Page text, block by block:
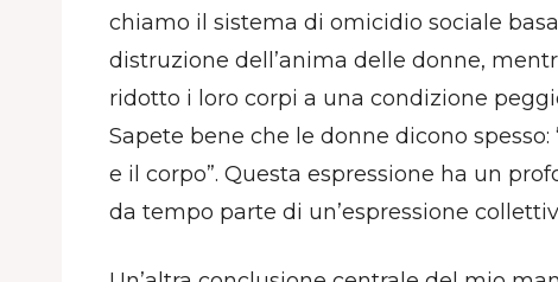
chiamo il sistema di omicidio sociale
distruzione dell’anima delle donne,
ridotto i loro corpi a una condizione
Sapete bene che le donne dicono spesso:
e il corpo”. Questa espressione ha un
da tempo parte di un’espressione